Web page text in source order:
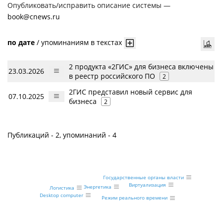
Опубликовать/исправить описание системы —
book@cnews.ru
по дате / упоминаниям в текстах
23.03.2026
2 продукта «2ГИС» для бизнеса включены
в реестр российского ПО
2
07.10.2025
2ГИС представил новый сервис для
бизнеса
2
Публикаций - 2, упоминаний - 4
Режим реального времени
Desktop computer
Виртуализация
Энергетика
Логистика
Государственные органы власти